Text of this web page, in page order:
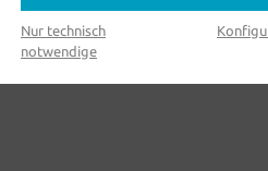
Nur technisch
notwendige